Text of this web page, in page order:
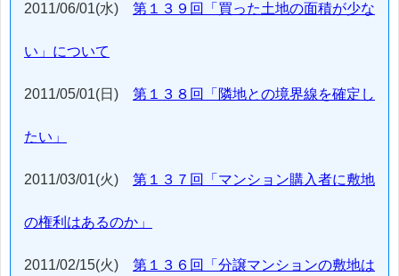
2011/06/01(水) 第１３９回「買った土地の面積が少な
い」について
2011/05/01(日) 第１３８回「隣地との境界線を確定し
たい」
2011/03/01(火) 第１３７回「マンション購入者に敷地
の権利はあるのか」
2011/02/15(火) 第１３６回「分譲マンションの敷地は